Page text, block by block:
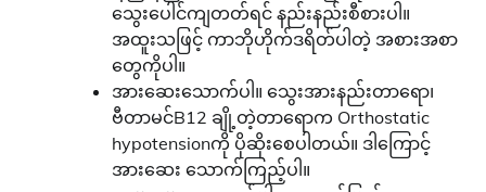
သွေးပေါင်ကျတတ်ရင် နည်းနည်းစီစားပါ။
အထူးသဖြင့် ကာဘိုဟိုက်ဒရိတ်ပါတဲ့ အစားအစာ
တွေကိုပါ။
အားဆေးသောက်ပါ။ သွေးအားနည်းတာရော၊
ဗီတာမင်B12 ချို့တဲ့တာရောက Orthostatic
hypotensionကို ပိုဆိုးစေပါတယ်။ ဒါကြောင့်
အားဆေး သောက်ကြည့်ပါ။